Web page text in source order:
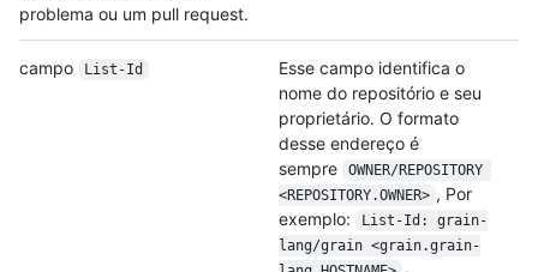
problema ou um pull request.
campo List-Id
Esse campo identifica o
nome do repositório e seu
proprietário. O formato
desse endereço é
sempre
OWNER/REPOSITORY
<REPOSITORY.OWNER> , Por
exemplo:
List-Id: grain-
lang/grain <grain.grain-